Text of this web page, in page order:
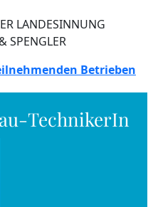
LANDESINNUNG
SPENGLER
Betrieben
TechnikerIn